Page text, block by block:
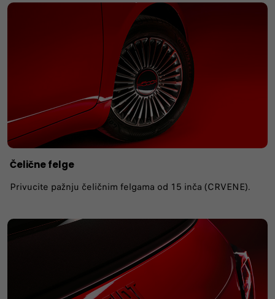
Čelične felge
Privucite pažnju čeličnim felgama od 15 inča (CRVENE).